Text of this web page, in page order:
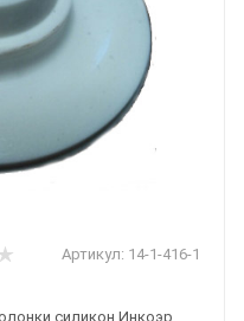
Артикул: 14-1-416-1
силикон Инкоэр